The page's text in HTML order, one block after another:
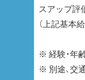
スアップ評
（上記基本
※ 経験・年
※ 別途、交